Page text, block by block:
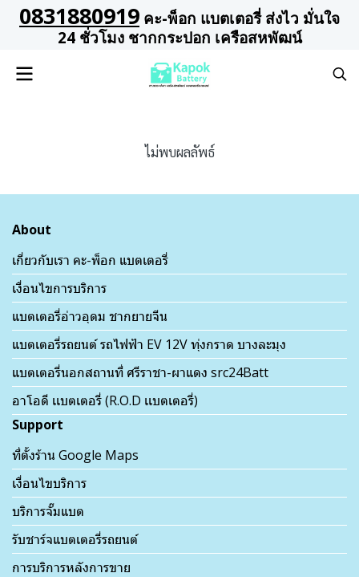
0831880919 คะ-พ็อก แบตเตอรี่ ส่งไว มั่นใจ
24 ชั่วโมง ชากกระปอก เครือสหพัฒน์
ไม่พบผลลัพธ์
About
เกี่ยวกับเรา คะ-พ็อก แบตเตอรี่
เงื่อนไขการบริการ
แบตเตอรี่อ่าวอุดม ชากยายจีน
แบตเตอรี่รถยนต์ รถไฟฟ้า EV 12V ทุ่งกราด บางละมุง
แบตเตอรี่นอกสถานที่ ศรีราชา-ผาแดง src24Batt
อาโอดี เเบตเตอรี่ (R.O.D เเบตเตอรี่)
Support
ที่ตั้งร้าน Google Maps
เงื่อนไขบริการ
บริการจั๊มแบต
รับชาร์จแบตเตอรี่รถยนต์
การบริการหลังการขาย